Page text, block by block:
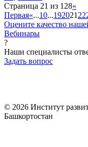
Страница 21 из 128«
Первая«...10...192021 22
Оцените качество
Вебинары
?
Наши специалисты
Задать вопрос
© 2026 Институт
Башкортостан